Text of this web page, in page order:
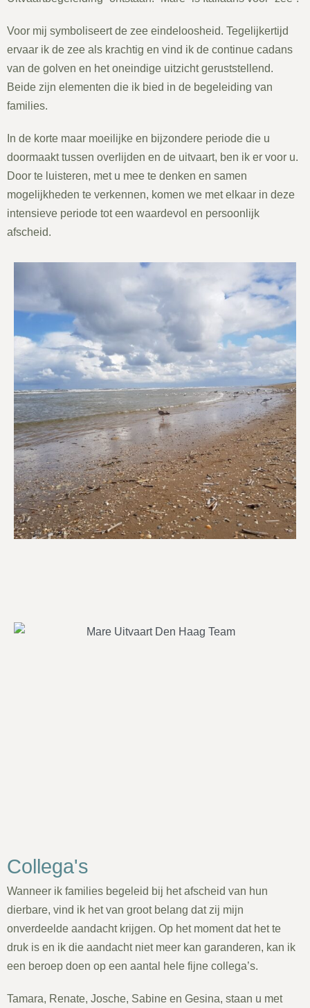
Voor mij symboliseert de zee eindeloosheid. Tegelijkertijd
ervaar ik de zee als krachtig en vind ik de continue cadans
van de golven en het oneindige uitzicht geruststellend.
Beide zijn elementen die ik bied in de begeleiding van
families.
In de korte maar moeilijke en bijzondere periode die u
doormaakt tussen overlijden en de uitvaart, ben ik er voor u.
Door te luisteren, met u mee te denken en samen
mogelijkheden te verkennen, komen we met elkaar in deze
intensieve periode tot een waardevol en persoonlijk
afscheid.
Collega's
Wanneer ik families begeleid bij het afscheid van hun
dierbare, vind ik het van groot belang dat zij mijn
onverdeelde aandacht krijgen. Op het moment dat het te
druk is en ik die aandacht niet meer kan garanderen, kan ik
een beroep doen op een aantal hele fijne collega’s.
Tamara, Renate, Josche, Sabine en Gesina, staan u met